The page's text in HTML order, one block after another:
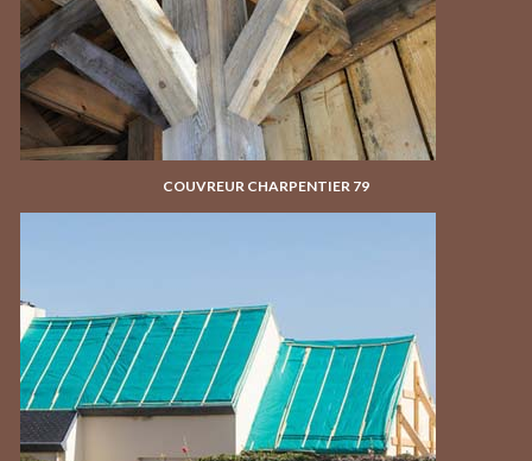
COUVREUR CHARPENTIER 79